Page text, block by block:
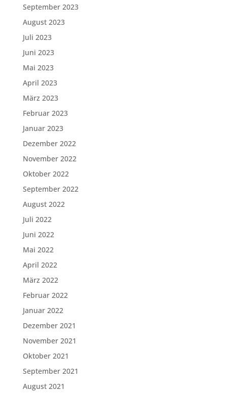
September 2023
August 2023
Juli 2023
Juni 2023
Mai 2023
April 2023
März 2023
Februar 2023
Januar 2023
Dezember 2022
November 2022
Oktober 2022
September 2022
August 2022
Juli 2022
Juni 2022
Mai 2022
April 2022
März 2022
Februar 2022
Januar 2022
Dezember 2021
November 2021
Oktober 2021
September 2021
August 2021